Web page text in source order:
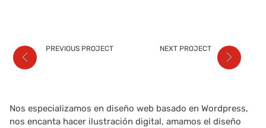
PREVIOUS PROJECT NEXT PROJECT
Nos especializamos en diseño web basado en Wordpress,
nos encanta hacer ilustración digital, amamos el diseño